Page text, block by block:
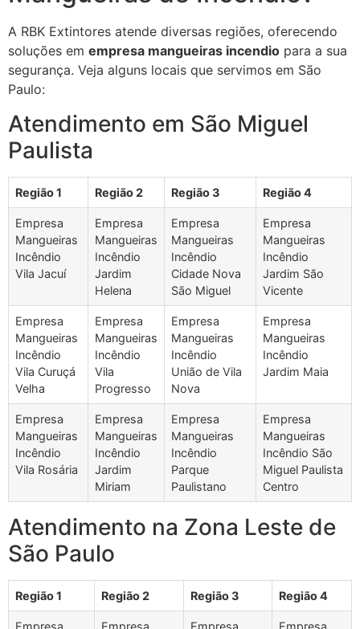
A RBK Extintores atende diversas regiões, oferecendo
soluções em empresa mangueiras incendio para a sua
segurança. Veja alguns locais que servimos em São
Paulo:
Atendimento em São Miguel
Paulista
Região 1 Região 2 Região 3 Região 4
Empresa
Mangueiras
Incêndio
Vila Jacuí
Empresa
Mangueiras
Incêndio
Jardim
Helena
Empresa
Mangueiras
Incêndio
Cidade Nova
São Miguel
Empresa
Mangueiras
Incêndio
Jardim São
Vicente
Empresa
Mangueiras
Incêndio
Vila Curuçá
Velha
Empresa
Mangueiras
Incêndio
Vila
Progresso
Empresa
Mangueiras
Incêndio
União de Vila
Nova
Empresa
Mangueiras
Incêndio
Jardim Maia
Empresa
Mangueiras
Incêndio
Vila Rosária
Empresa
Mangueiras
Incêndio
Jardim
Miriam
Empresa
Mangueiras
Incêndio
Parque
Paulistano
Empresa
Mangueiras
Incêndio São
Miguel Paulista
Centro
Atendimento na Zona Leste de
São Paulo
Região 1 Região 2 Região 3 Região 4
Empresa
Empresa
Empresa
Empresa